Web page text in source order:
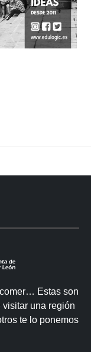
Estas son
una región
te lo ponemos